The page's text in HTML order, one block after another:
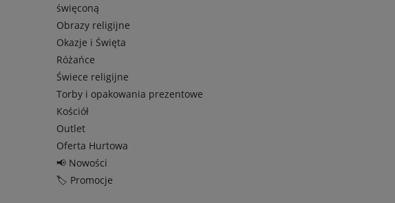
święconą
Obrazy religijne
Okazje i Święta
Różańce
Świece religijne
Torby i opakowania prezentowe
Kościół
Outlet
Oferta Hurtowa
📢 Nowości
🏷️ Promocje